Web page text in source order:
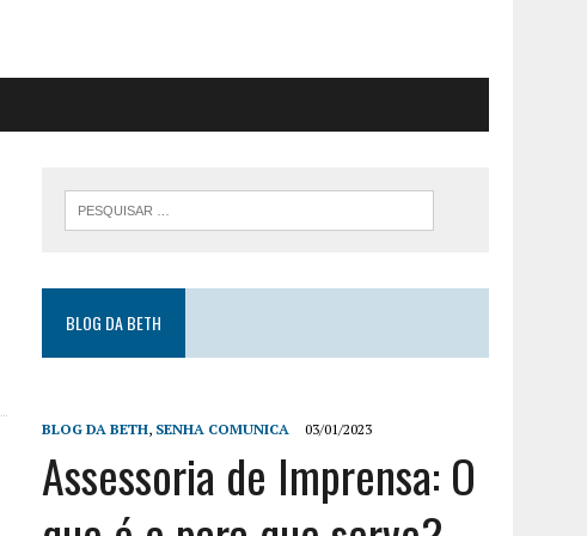
BLOG DA BETH
BLOG DA BETH, SENHA COMUNICA 03/01/2023
Assessoria de Imprensa: O